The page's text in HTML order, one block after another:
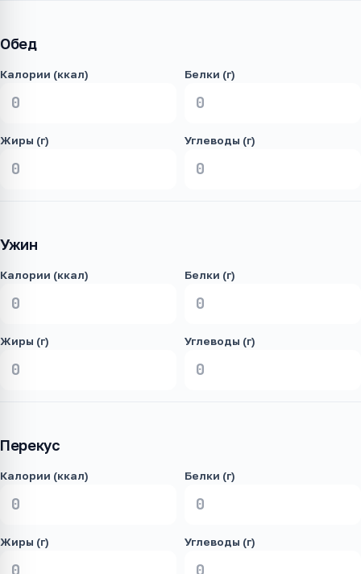
Обед
Калории (ккал) Белки (г)
Жиры (г) Углеводы (г)
Ужин
Калории (ккал) Белки (г)
Жиры (г) Углеводы (г)
Перекус
Калории (ккал) Белки (г)
Жиры (г) Углеводы (г)